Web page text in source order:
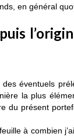
en général
éventuels
la plus
du présent
à combien